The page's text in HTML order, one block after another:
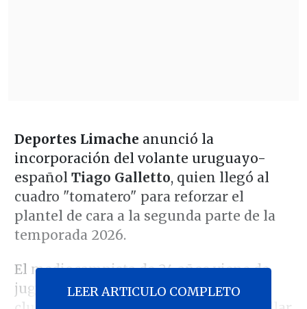
Deportes Limache anunció la
incorporación del volante uruguayo-
español Tiago Galletto, quien llegó al
cuadro "tomatero" para reforzar el
plantel de cara a la segunda parte de la
temporada 2026.
El mediocampista de 24 años viene de
jugar en AVS Futebol SADde Portugal,
LEER ARTICULO COMPLETO